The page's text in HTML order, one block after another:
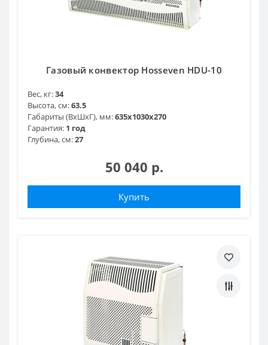
Газовый конвектор Hosseven HDU-10
Вес, кг:34
Высота, см:63.5
Габариты (ВхШхГ), мм:635x1030x270
Гарантия: 1 год
Глубина, см:27
50 040 р.
Купить